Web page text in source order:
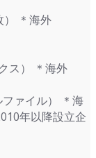
＊海外
ス） ＊海外
ァイル） ＊海
年以降設立企